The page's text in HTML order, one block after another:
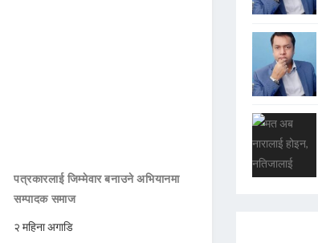
पत्रकारलाई जिम्मेवार बनाउने अभियानमा
सम्पादक समाज
२ महिना अगाडि